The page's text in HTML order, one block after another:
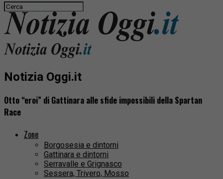
Notizia Oggi.it
Otto “eroi” di Gattinara alle sfide impossibili della Spartan
Race
Zone
Borgosesia e dintorni
Gattinara e dintorni
Serravalle e Grignasco
Sessera, Trivero, Mosso